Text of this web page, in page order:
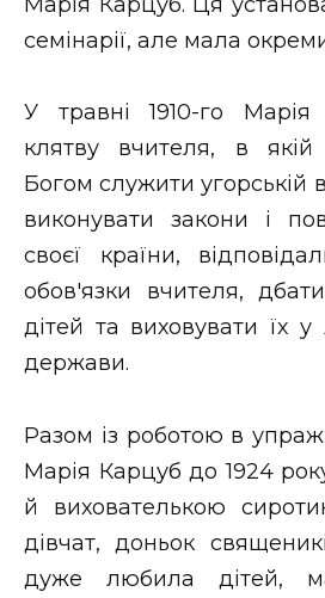
семінарії, але мала
У травні 1910-го
клятву вчителя, в
Богом служити угорській
виконувати закони і
своєї країни,
обов'язки вчителя,
дітей та виховувати їх
держави.
Разом із роботою в
Марія Карцуб до 1924
й вихователькою
дівчат, доньок
дуже любила дітей,